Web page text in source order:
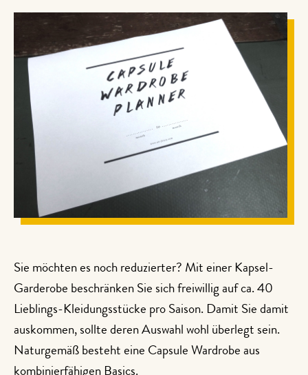
Sie möchten es noch reduzierter? Mit einer Kapsel-
Garderobe beschränken Sie sich freiwillig auf ca. 40
Lieblings-Kleidungsstücke pro Saison. Damit Sie damit
auskommen, sollte deren Auswahl wohl überlegt sein.
Naturgemäß besteht eine Capsule Wardrobe aus